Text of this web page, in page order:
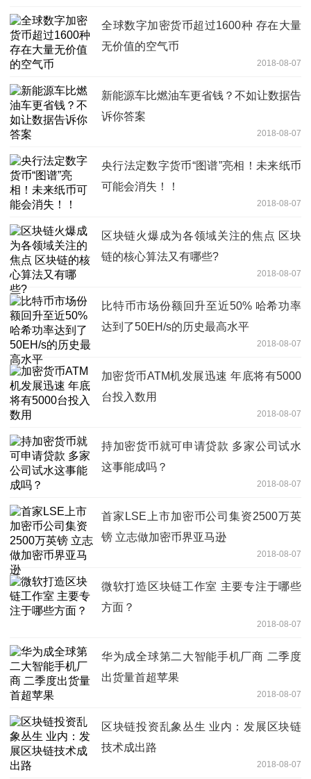
全球数字加密货币超过1600种 存在大量
无价值的空气币
2018-08-07
新能源车比燃油车更省钱？不如让数据告
诉你答案
2018-08-07
央行法定数字货币“图谱”亮相！未来纸币
可能会消失！！
2018-08-07
区块链火爆成为各领域关注的焦点 区块
链的核心算法又有哪些?
2018-08-07
比特币市场份额回升至近50% 哈希功率
达到了50EH/s的历史最高水平
2018-08-07
加密货币ATM机发展迅速 年底将有5000
台投入数用
2018-08-07
持加密货币就可申请贷款 多家公司试水
这事能成吗？
2018-08-07
首家LSE上市加密币公司集资2500万英
镑 立志做加密币界亚马逊
2018-08-07
微软打造区块链工作室 主要专注于哪些
方面？
2018-08-07
华为成全球第二大智能手机厂商 二季度
出货量首超苹果
2018-08-07
区块链投资乱象丛生 业内：发展区块链
技术成出路
2018-08-07